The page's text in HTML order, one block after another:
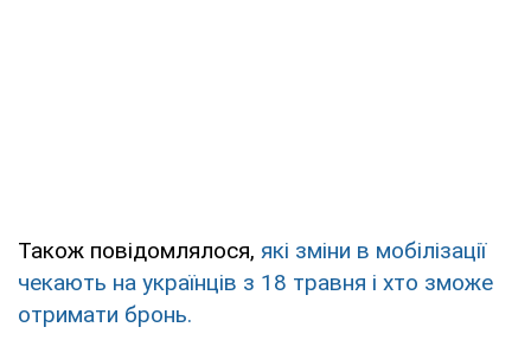
Також повідомлялося, які зміни в мобілізації
чекають на українців з 18 травня і хто зможе
отримати бронь.